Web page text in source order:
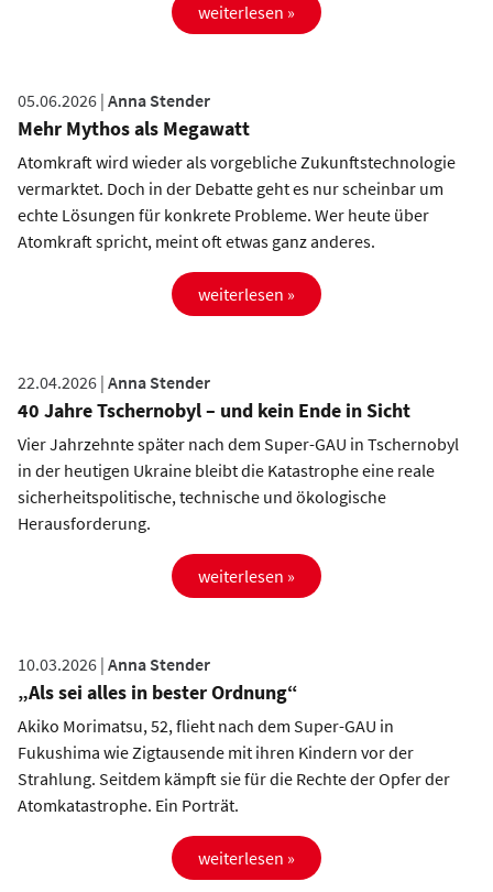
weiterlesen »
05.06.2026 | Anna Stender
Mehr Mythos als Megawatt
Atomkraft wird wieder als vorgebliche Zukunftstechnologie
vermarktet. Doch in der Debatte geht es nur scheinbar um
echte Lösungen für konkrete Probleme. Wer heute über
Atomkraft spricht, meint oft etwas ganz anderes.
weiterlesen »
22.04.2026 | Anna Stender
40 Jahre Tschernobyl – und kein Ende in Sicht
Vier Jahrzehnte später nach dem Super-GAU in Tschernobyl
in der heutigen Ukraine bleibt die Katastrophe eine reale
sicherheitspolitische, technische und ökologische
Herausforderung.
weiterlesen »
10.03.2026 | Anna Stender
„Als sei alles in bester Ordnung“
Akiko Morimatsu, 52, flieht nach dem Super-GAU in
Fukushima wie Zigtausende mit ihren Kindern vor der
Strahlung. Seitdem kämpft sie für die Rechte der Opfer der
Atomkatastrophe. Ein Porträt.
weiterlesen »